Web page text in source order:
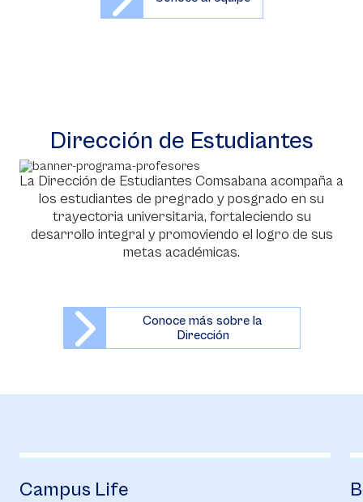
Dirección de Estudiantes
La Dirección de Estudiantes Comsabana acompaña a
los estudiantes de pregrado y posgrado en su
trayectoria universitaria, fortaleciendo su
desarrollo integral y promoviendo el logro de sus
metas académicas.
Conoce más sobre la
Dirección
Campus Life